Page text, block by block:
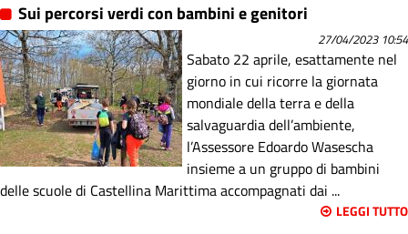
Sui percorsi verdi con bambini e genitori
27/04/2023 10:54
Sabato 22 aprile, esattamente nel
giorno in cui ricorre la giornata
mondiale della terra e della
salvaguardia dell’ambiente,
l’Assessore Edoardo Wasescha
insieme a un gruppo di bambini
delle scuole di Castellina Marittima accompagnati dai ...
LEGGI TUTTO